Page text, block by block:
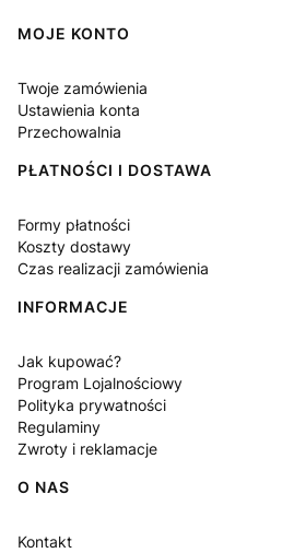
Linki w stopce
MOJE KONTO
Twoje zamówienia
Ustawienia konta
Przechowalnia
PŁATNOŚCI I DOSTAWA
Formy płatności
Koszty dostawy
Czas realizacji zamówienia
INFORMACJE
Jak kupować?
Program Lojalnościowy
Polityka prywatności
Regulaminy
Zwroty i reklamacje
O NAS
Kontakt